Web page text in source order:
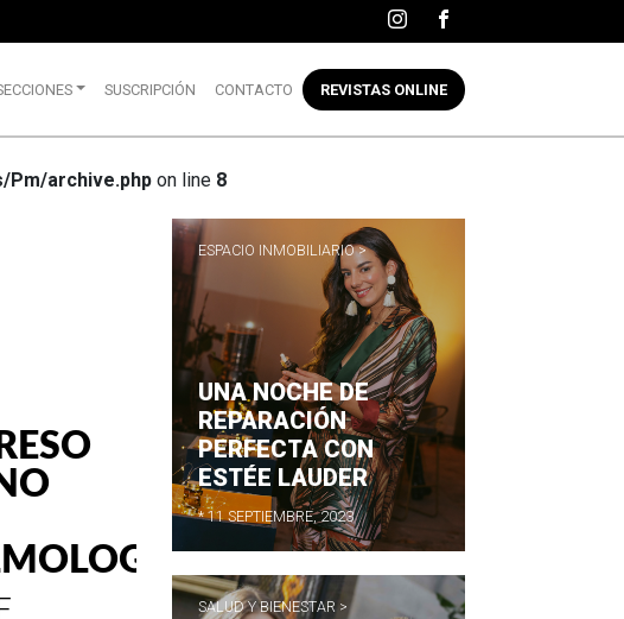
SUSCRIPCIÓN CONTACTO REVISTAS ONLINE
archive.php on line 8
E
ESPACIO INMOBILIARIO >
UNA NOCHE DE
REPARACIÓN
PERFECTA CON
ESTÉE LAUDER
* 11 SEPTIEMBRE, 2023
SALUD Y BIENESTAR >